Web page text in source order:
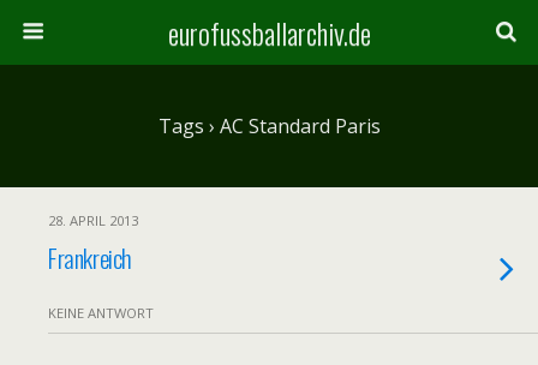
eurofussballarchiv.de
Tags › AC Standard Paris
28. APRIL 2013
Frankreich
KEINE ANTWORT